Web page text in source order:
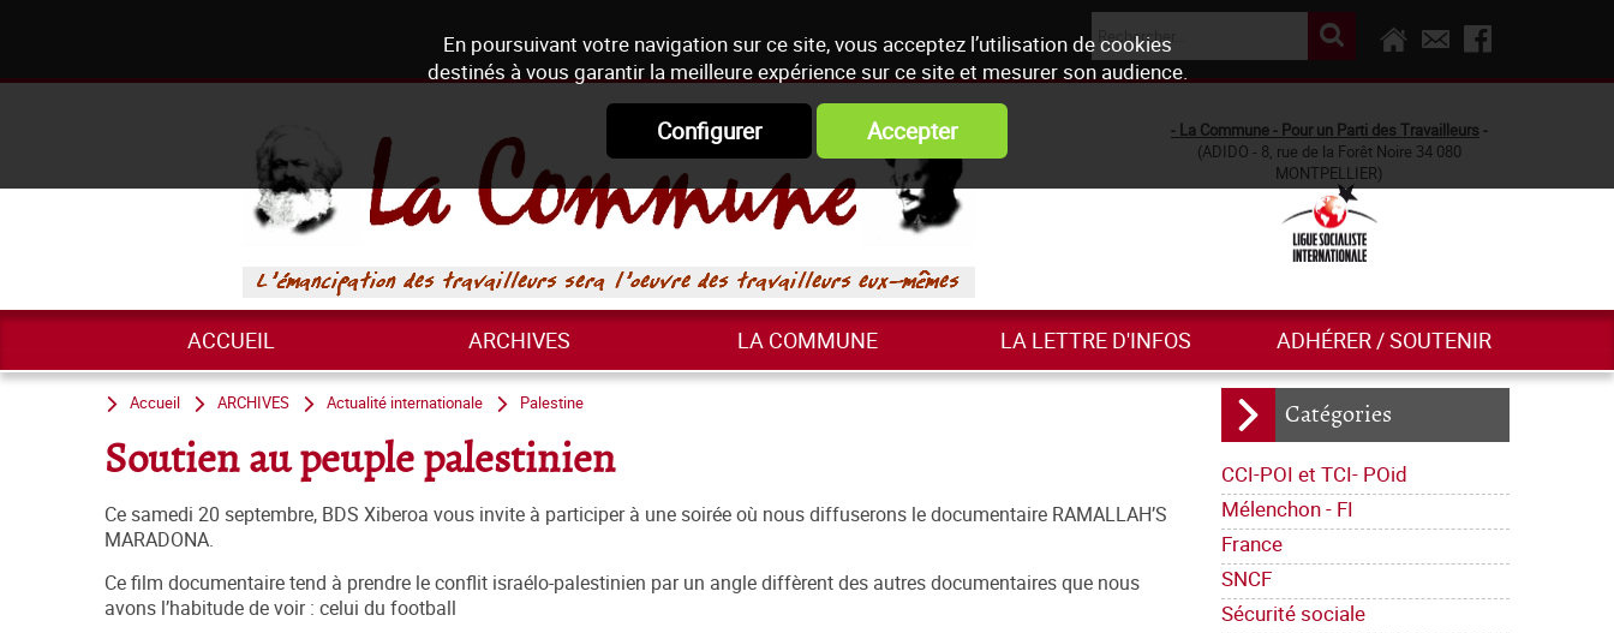
En poursuivant votre navigation sur ce site, vous acceptez l’utilisation de cookies
destinés à vous garantir la meilleure expérience sur ce site et mesurer son audience.
Configurer Accepter - La Commune - Pour un Parti des Travailleurs -
(ADIDO - 8, rue de la Forêt Noire 34 080
MONTPELLIER)
ACCUEIL ARCHIVES LA COMMUNE LA LETTRE D'INFOS ADHÉRER / SOUTENIR
Catégories
CCI-POI et TCI- POid
Mélenchon - FI
France
SNCF
Sécurité sociale
Accueil ARCHIVES Actualité internationale Palestine
Soutien au peuple palestinien
Ce samedi 20 septembre, BDS Xiberoa vous invite à participer à une soirée où nous diffuserons le documentaire RAMALLAH’S
MARADONA.
Ce film documentaire tend à prendre le conflit israélo-palestinien par un angle diffèrent des autres documentaires que nous
avons l’habitude de voir : celui du football